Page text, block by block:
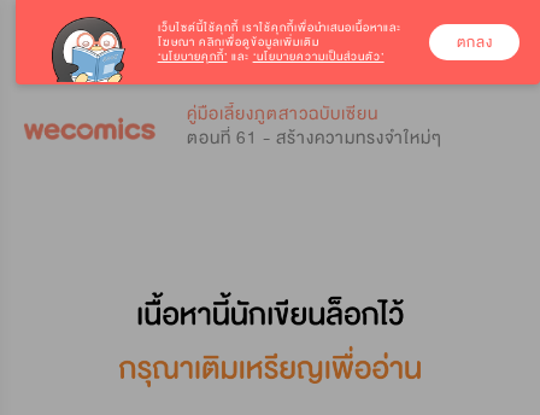
คู่มือเลี้ยงภูตสาวฉบับเซียน
ตอนที่ 61 - สร้างความทรงจำใหม่ๆ
เว็บไซต์นี้ใช้คุกกี้ เราใช้คุกกี้เพื่อนำเสนอเนื้อหาและ
โฆษณา คลิกเพื่อดูข้อมูลเพิ่มเติม
‘นโยบายคุกกี้’ และ ‘นโยบายความเป็นส่วนตัว’
ตกลง